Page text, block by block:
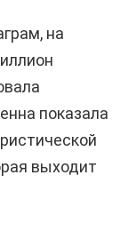
на
показала
выходит